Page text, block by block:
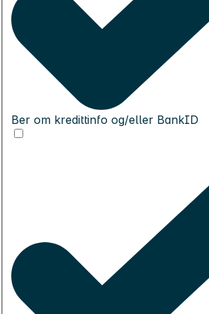
Ber om kredittinfo og/eller BankID